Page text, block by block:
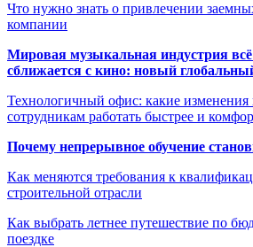
Что нужно знать о привлечении
компании
Мировая музыкальная индустрия всё
сближается с кино: новый
Технологичный офис: какие
сотрудникам работать быстрее и
Почему непрерывное обучение
Как меняются требования к
строительной отрасли
Как выбрать летнее путешествие по
поездке